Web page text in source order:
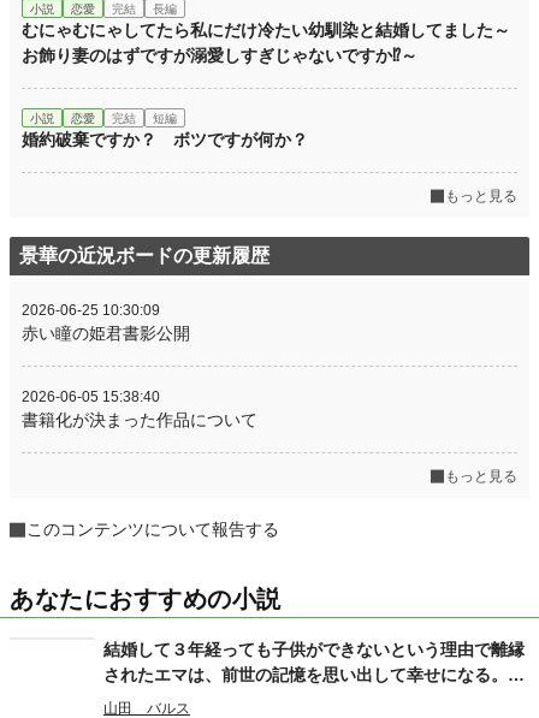
小説 恋愛 完結 長編
むにゃむにゃしてたら私にだけ冷たい幼馴染と結婚してました～
お飾り妻のはずですが溺愛しすぎじゃないですか⁉～
小説 恋愛 完結 短編
婚約破棄ですか？ ボツですが何か？
もっと見る
景華の近況ボードの更新履歴
2026-06-25 10:30:09
赤い瞳の姫君書影公開
2026-06-05 15:38:40
書籍化が決まった作品について
もっと見る
このコンテンツについて報告する
あなたにおすすめの小説
結婚して３年経っても子供ができないという理由で離縁
されたエマは、前世の記憶を思い出して幸せになる。周
りが勝手に復讐してくれました。
山田 バルス